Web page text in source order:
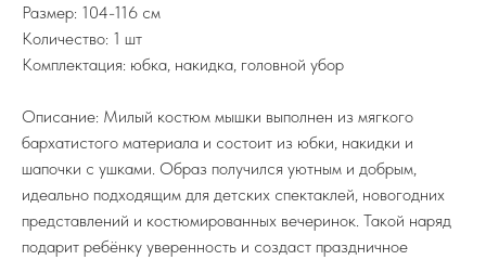
Размер: 104-116 см
Количество: 1 шт
Комплектация: юбка, накидка, головной убор
Описание: Милый костюм мышки выполнен из мягкого
бархатистого материала и состоит из юбки, накидки и
шапочки с ушками. Образ получился уютным и добрым,
идеально подходящим для детских спектаклей, новогодних
представлений и костюмированных вечеринок. Такой наряд
подарит ребёнку уверенность и создаст праздничное